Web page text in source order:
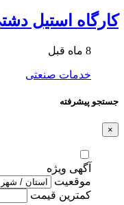
کارگاه استیل
8 ماه قبل
خدمات صنعتی
جستجو پیشرفته
×
آگهی ویژه
موقعیت
کمترین قیمت